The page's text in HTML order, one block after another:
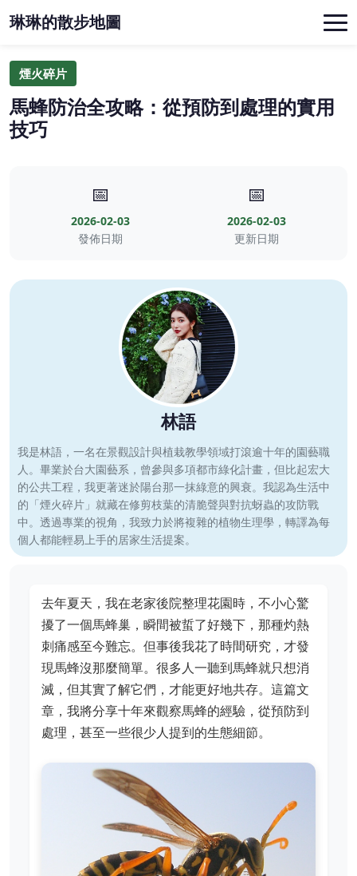
琳琳的散步地圖
煙火碎片
馬蜂防治全攻略：從預防到處理的實用
技巧
📅
2026-02-03
發佈日期
📅
2026-02-03
更新日期
林語
我是林語，一名在景觀設計與植栽教學領域打滾逾十年的園藝職
人。畢業於台大園藝系，曾參與多項都市綠化計畫，但比起宏大
的公共工程，我更著迷於陽台那一抹綠意的興衰。我認為生活中
的「煙火碎片」就藏在修剪枝葉的清脆聲與對抗蚜蟲的攻防戰
中。透過專業的視角，我致力於將複雜的植物生理學，轉譯為每
個人都能輕易上手的居家生活提案。
去年夏天，我在老家後院整理花園時，不小心驚
擾了一個馬蜂巢，瞬間被蜇了好幾下，那種灼熱
刺痛感至今難忘。但事後我花了時間研究，才發
現馬蜂沒那麼簡單。很多人一聽到馬蜂就只想消
滅，但其實了解它們，才能更好地共存。這篇文
章，我將分享十年來觀察馬蜂的經驗，從預防到
處理，甚至一些很少人提到的生態細節。